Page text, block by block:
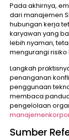
Pada akhirnya,
dari manajemen
hubungan kerja
karyawan yang
lebih nyaman,
mengurangi
Langkah
penanganan
penggunaan
membaca
pengelolaan
Sumber